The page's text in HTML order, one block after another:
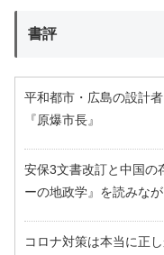
書評
平和都市・広島の設計
『原爆市長』
安保3文書改訂と中国の
ーの地政学』を読みなが
コロナ対策は本当に正